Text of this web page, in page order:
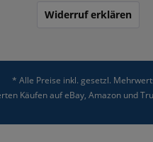
Widerruf erklären
* Alle Preise inkl. gesetzl.
Käufen auf eBay, Amazon und